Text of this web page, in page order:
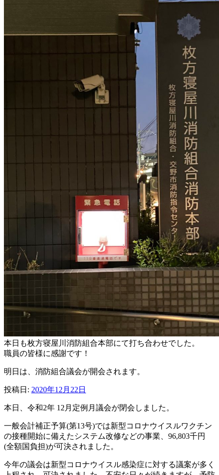
本日も枚方寝屋川消防組合本部にて打ち合わせでした。
職員の皆様に感謝です！
明日は、消防組合議会が開会されます。
投稿日: 2020年12月22日
本日、令和2年 12月定例月議会が閉会しました。
一般会計補正予算(第13号)では新型コロナウイスルワクチン
の接種開始に備えたシステム改修などの事業、96,803千円
(全額国負担)が可決されました。
今年の議会は新型コロナウイスル感染症に対する議案が多く